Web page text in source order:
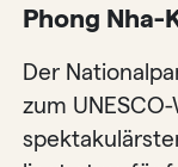
Phong Nha-
Der
zum